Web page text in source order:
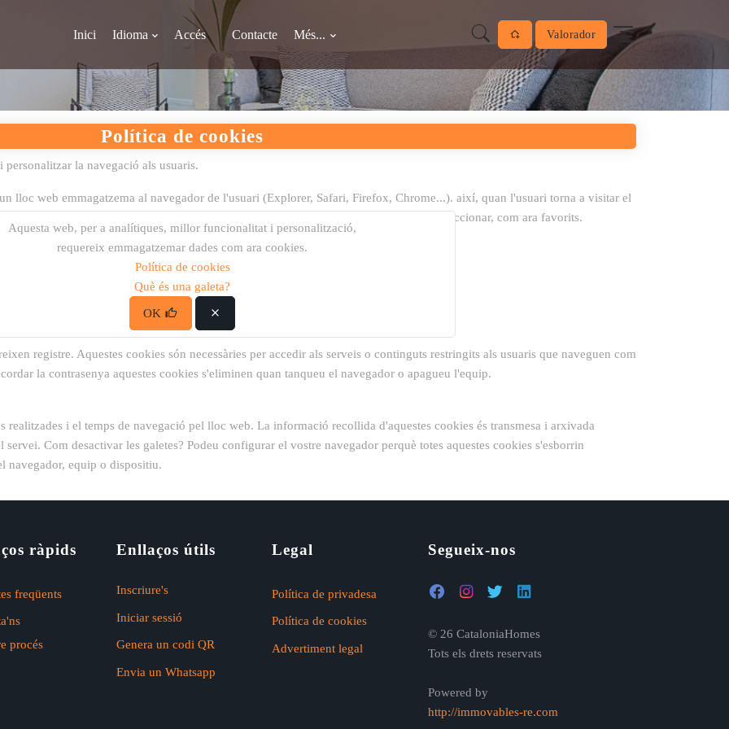
Inici Idioma Accés Contacte Més... Valorador
Política de cookies
la navegació als usuaris.
lloc web emmagatzema al navegador de l'usuari (Explorer, Safari, Firefox, Chrome...). així, quan l'usuari torna a visitar el
i establir les seves preferències de navegació o dades que l'usuari hagi decidit seleccionar, com ara favorits.
per on es troba l'usuari quan navega pel lloc web
període de temps.
registre. Aquestes cookies són necessàries per accedir als serveis o continguts restringits als usuaris que naveguen com
la contrasenya aquestes cookies s'eliminen quan tanqueu el navegador o apagueu l'equip.
realitzades i el temps de navegació pel lloc web. La informació recollida d'aquestes cookies és transmesa i arxivada
Com desactivar les galetes? Podeu configurar el vostre navegador perquè totes aquestes cookies s'esborrin
navegador, equip o dispositiu.
ràpids
freqüents
procés
Enllaços útils
Inscriure's
Iniciar sessió
Genera un codi QR
Envia un Whatsapp
Legal
Política de privadesa
Política de cookies
Advertiment legal
Segueix-nos
© 26 CataloniaHomes
Tots els drets reservats
Powered by
http://immovables-re.com
Aquesta web, per a analítiques, millor funcionalitat i personalització,
requereix emmagatzemar dades com ara cookies.
Política de cookies
Què és una galeta?
OK